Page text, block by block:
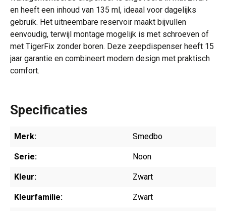
en heeft een inhoud van 135 ml, ideaal voor dagelijks
gebruik. Het uitneembare reservoir maakt bijvullen
eenvoudig, terwijl montage mogelijk is met schroeven of
met TigerFix zonder boren. Deze zeepdispenser heeft 15
jaar garantie en combineert modern design met praktisch
comfort.
Specificaties
Merk: Smedbo
Serie: Noon
Kleur: Zwart
Kleurfamilie: Zwart